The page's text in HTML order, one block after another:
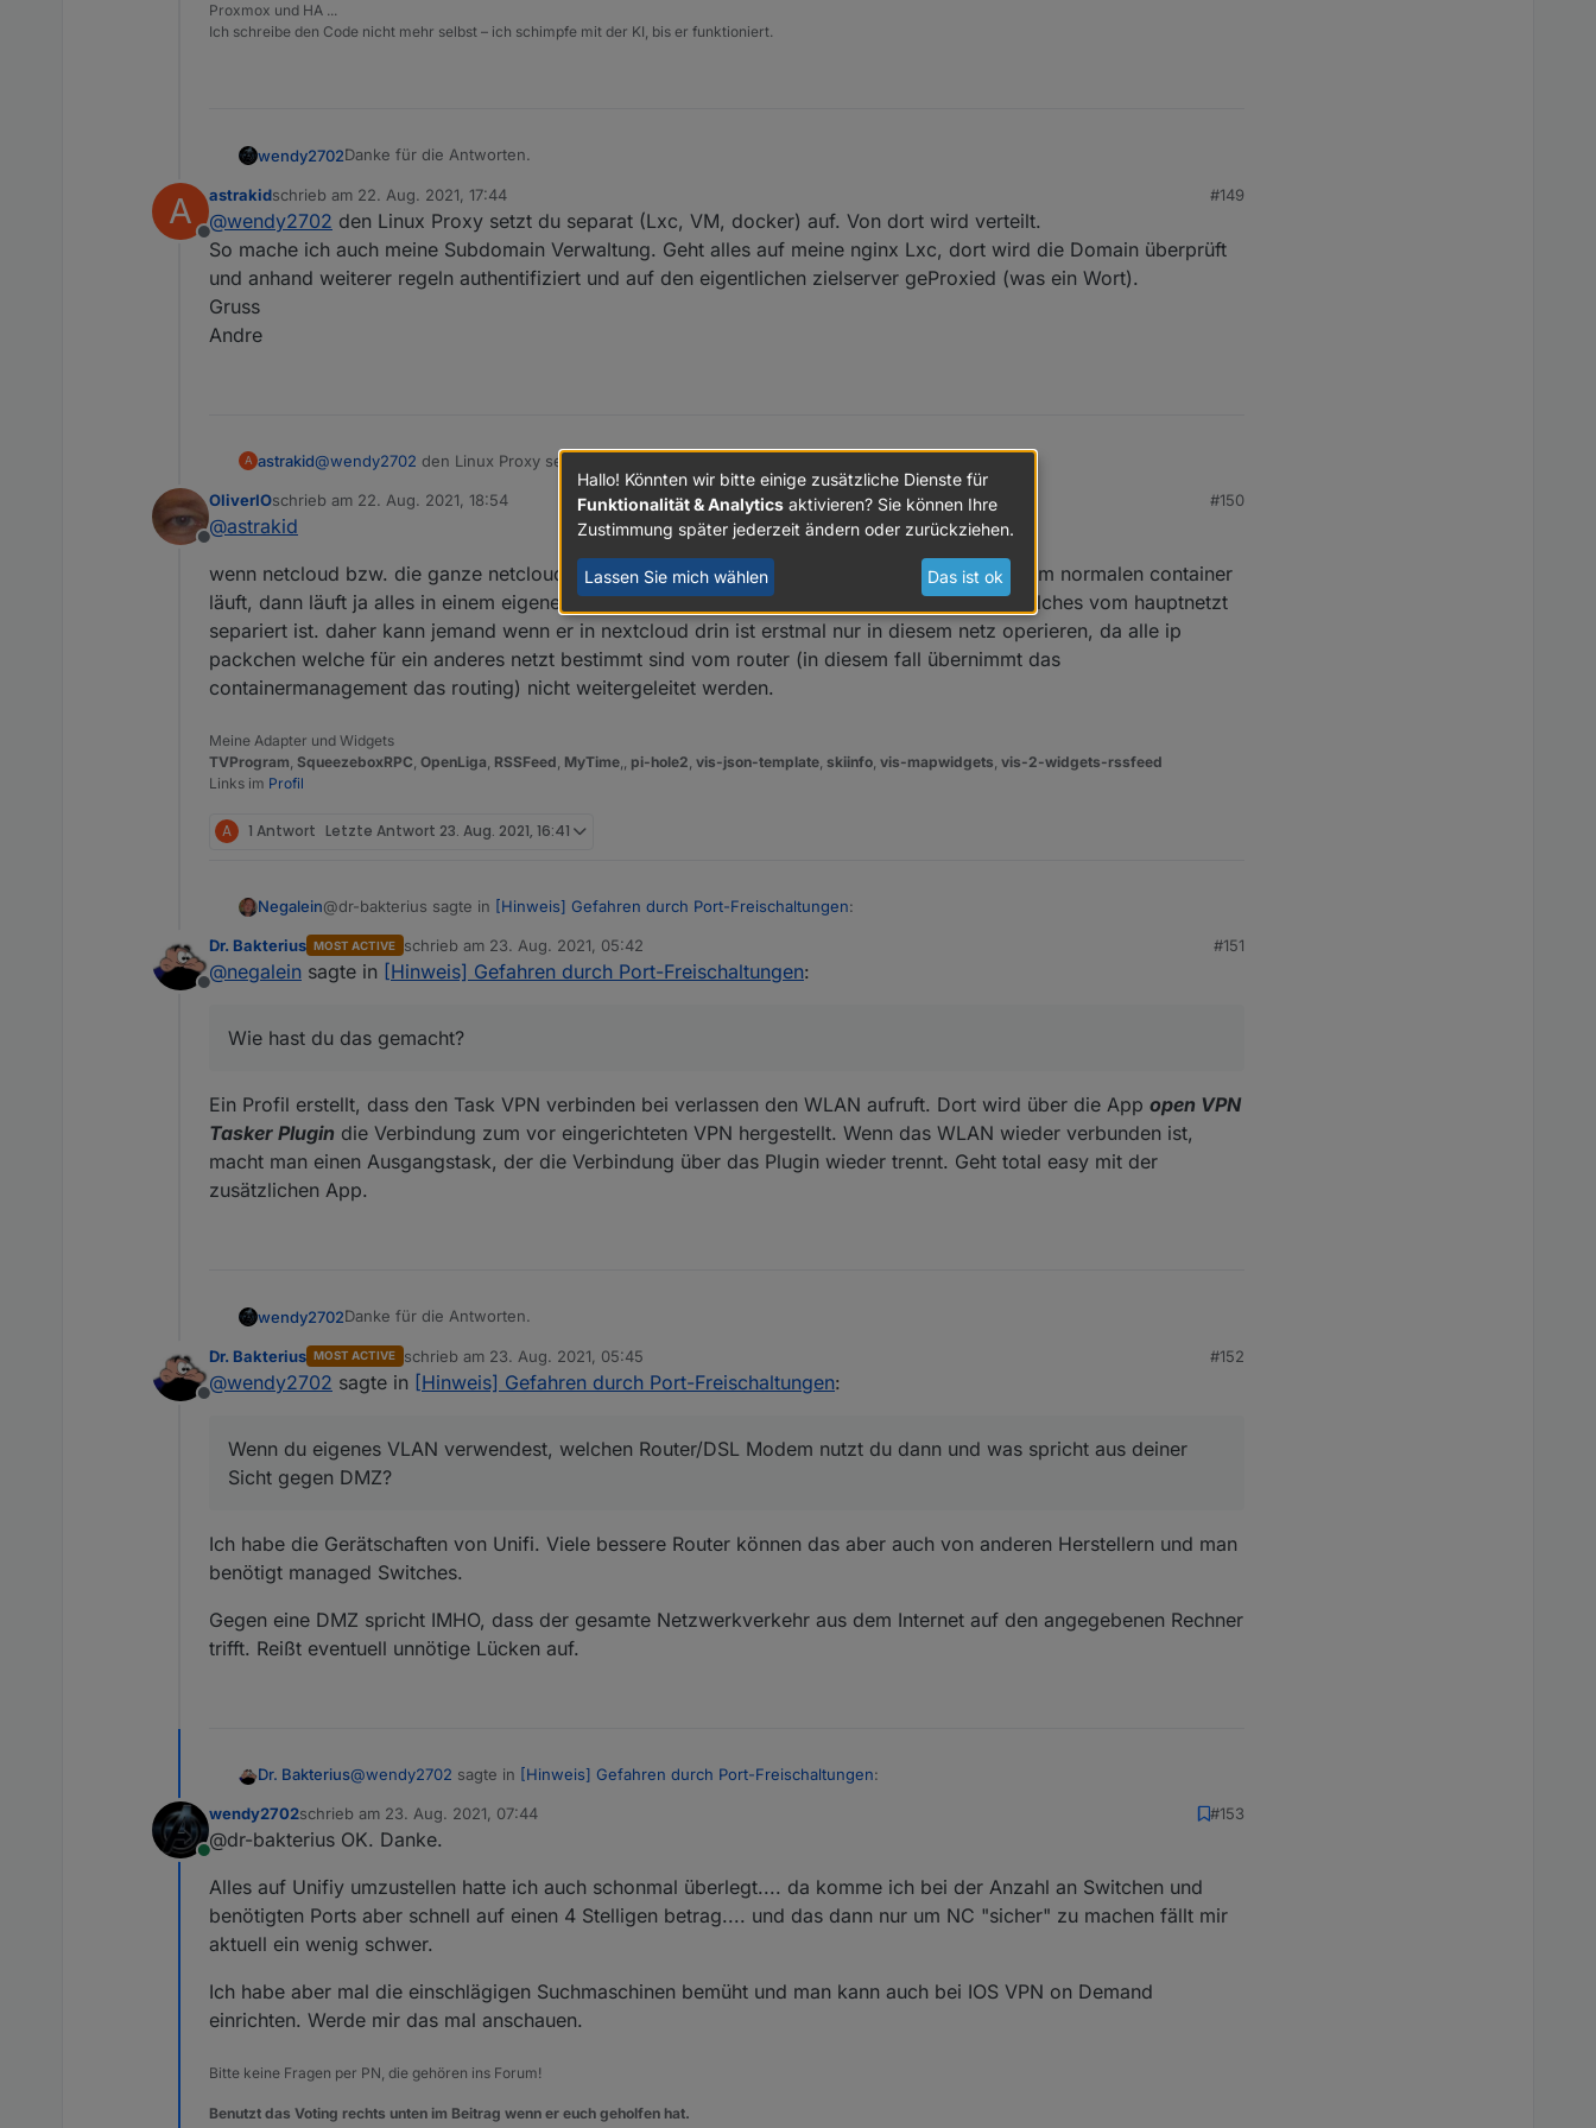
Proxmox und HA ...
Ich schreibe den Code nicht mehr selbst – ich schimpfe mit der KI, bis er funktioniert.
wendy2702Danke für die Antworten.
@Meister-Mopper: habe meine NC mit Apache konfiguriert. Da müsste ich erst auf Nginx umstellen oder gibt es so
einen Manager auch für Apache.
@Dr-Bakterius : das mit dem VPN wäre grundsätzlich die beste Lösung allerdings sind wir 4 Personen und davon nur
eine mit Android unterwegs. Für IOS ist mir nicht bekannt das es so etwas gibt.
Wenn du eigenes VLAN verwendest, welchen Router/DSL Modem nutzt du dann und was spricht aus deiner Sicht
A
Offline
astrakidschrieb am 22. Aug. 2021, 17:44
zuletzt editiert von
#149
@wendy2702 den Linux Proxy setzt du separat (Lxc, VM, docker) auf. Von dort wird verteilt.
So mache ich auch meine Subdomain Verwaltung. Geht alles auf meine nginx Lxc, dort wird die Domain überprüft
und anhand weiterer regeln authentifiziert und auf den eigentlichen zielserver geProxied (was ein Wort).
Gruss
Andre
A astrakid@wendy2702 den Linux Proxy setzt du separat (Lxc, VM, docker) auf. Von dort wird verteilt.
So mache ich auch meine Subdomain Verwaltung. Geht alles auf meine nginx Lxc, dort wird die Domain überprüft und
anhand weiterer regeln authentifiziert und auf den eigentlichen zielserver geProxied (was ein Wort).
Offline
OliverIOschrieb am 22. Aug. 2021, 18:54
zuletzt editiert von
#150
@astrakid
wenn netcloud bzw. die ganze netcloud infrastruktur (inklusive datenbank und proxy) in einem normalen container
läuft, dann läuft ja alles in einem eigenen netz (erkennbar an ip-adressen meist mit 172..., welches vom hauptnetzt
separiert ist. daher kann jemand wenn er in nextcloud drin ist erstmal nur in diesem netz operieren, da alle ip
packchen welche für ein anderes netzt bestimmt sind vom router (in diesem fall übernimmt das
containermanagement das routing) nicht weitergeleitet werden.
Meine Adapter und Widgets
TVProgram SqueezeboxRPC OpenLiga RSSFeed MyTime pi-hole2 vis-json-template skiinfo vis-mapwidgets vis-2-widgets-rssfeed
Links im Profil
A 1 Antwort Letzte Antwort 23. Aug. 2021, 16:41
Negalein@dr-bakterius sagte in [Hinweis] Gefahren durch Port-Freischaltungen:
Ich habe unsere Androiden so eingerichtet, dass bei verlassen des eigenen WLAN VPN automatisch aktiviert wird
Wie hast du das gemacht?
Ich habs schon mit Tasker & Co. probiert, mit manchen Autom. Apps, aber nichts brauchbares gefunden, oder Tasker
Offline
Dr. Bakterius MOST ACTIVE schrieb am 23. Aug. 2021, 05:42
zuletzt editiert von
#151
@negalein sagte in [Hinweis] Gefahren durch Port-Freischaltungen:
Wie hast du das gemacht?
Ein Profil erstellt, dass den Task VPN verbinden bei verlassen den WLAN aufruft. Dort wird über die App open VPN
Tasker Plugin die Verbindung zum vor eingerichteten VPN hergestellt. Wenn das WLAN wieder verbunden ist,
macht man einen Ausgangstask, der die Verbindung über das Plugin wieder trennt. Geht total easy mit der
zusätzlichen App.
wendy2702Danke für die Antworten.
@Meister-Mopper: habe meine NC mit Apache konfiguriert. Da müsste ich erst auf Nginx umstellen oder gibt es so
einen Manager auch für Apache.
Wenn du eigenes VLAN verwendest, welchen Router/DSL Modem nutzt du dann und was spricht aus deiner Sicht
gegen DMZ?
Offline
Dr. Bakterius MOST ACTIVE schrieb am 23. Aug. 2021, 05:45
zuletzt editiert von
#152
@wendy2702 sagte in [Hinweis] Gefahren durch Port-Freischaltungen:
Wenn du eigenes VLAN verwendest, welchen Router/DSL Modem nutzt du dann und was spricht aus deiner
Sicht gegen DMZ?
Ich habe die Gerätschaften von Unifi. Viele bessere Router können das aber auch von anderen Herstellern und man
benötigt managed Switches.
Gegen eine DMZ spricht IMHO, dass der gesamte Netzwerkverkehr aus dem Internet auf den angegebenen Rechner
trifft. Reißt eventuell unnötige Lücken auf.
Dr. Bakterius@wendy2702 sagte in [Hinweis] Gefahren durch Port-Freischaltungen:
Wenn du eigenes VLAN verwendest, welchen Router/DSL Modem nutzt du dann und was spricht aus deiner Sicht
Ich habe die Gerätschaften von Unifi. Viele bessere Router können das aber auch von anderen Herstellern und man
Gegen eine DMZ spricht IMHO, dass der gesamte Netzwerkverkehr aus dem Internet auf den angegebenen Rechner
trifft. Reißt eventuell unnötige Lücken auf.
Online
wendy2702schrieb am 23. Aug. 2021, 07:44
zuletzt editiert von
#153
@dr-bakterius OK. Danke.
Alles auf Unifiy umzustellen hatte ich auch schonmal überlegt.... da komme ich bei der Anzahl an Switchen und
benötigten Ports aber schnell auf einen 4 Stelligen betrag.... und das dann nur um NC "sicher" zu machen fällt mir
aktuell ein wenig schwer.
Ich habe aber mal die einschlägigen Suchmaschinen bemüht und man kann auch bei IOS VPN on Demand
einrichten. Werde mir das mal anschauen.
Bitte keine Fragen per PN, die gehören ins Forum!
Benutzt das Voting rechts unten im Beitrag wenn er euch geholfen hat.
Hallo! Könnten wir bitte einige zusätzliche Dienste für
Funktionalität & Analytics aktivieren? Sie können Ihre
Zustimmung später jederzeit ändern oder zurückziehen.
Lassen Sie mich wählen Das ist ok